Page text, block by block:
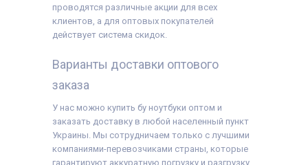
проводятся различные акции для всех
клиентов, а для оптовых покупателей
действует система скидок.
Варианты доставки оптового
заказа
У нас можно купить бу ноутбуки оптом и
заказать доставку в любой населенный пункт
Украины. Мы сотрудничаем только с лучшими
компаниями-перевозчиками страны, которые
гарантируют аккуратную погрузку и разгрузку